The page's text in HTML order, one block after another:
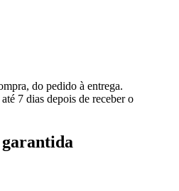
do pedido à entrega.
7 dias depois de receber o